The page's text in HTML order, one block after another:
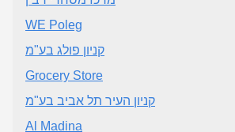
WE Poleg
קניון פולג בע"מ
Grocery Store
קניון העיר תל אביב בע"מ
Al Madina